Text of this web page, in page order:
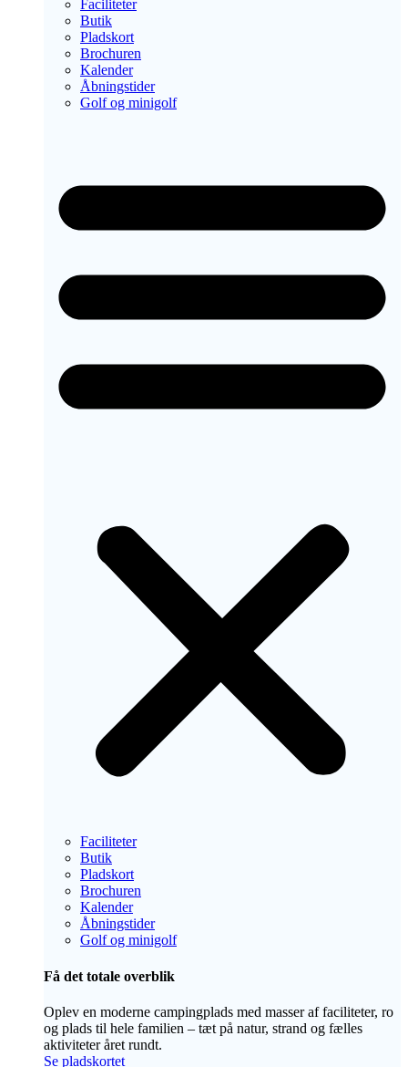
Faciliteter
Butik
Pladskort
Brochuren
Kalender
Åbningstider
Golf og minigolf
Faciliteter
Butik
Pladskort
Brochuren
Kalender
Åbningstider
Golf og minigolf
Få det totale overblik
Oplev en moderne campingplads med masser af faciliteter, ro
og plads til hele familien – tæt på natur, strand og fælles
aktiviteter året rundt.
Se pladskortet